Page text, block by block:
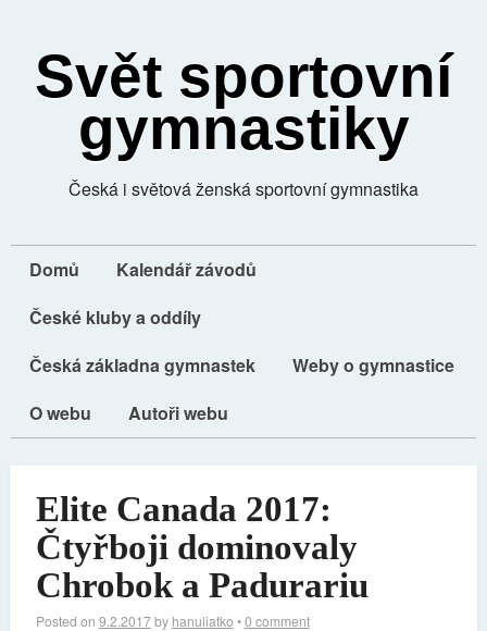
Svět sportovní
gymnastiky
Česká i světová ženská sportovní gymnastika
Domů
Kalendář závodů
České kluby a oddíly
Česká základna gymnastek
Weby o gymnastice
O webu
Autoři webu
Elite Canada 2017:
Čtyřboji dominovaly
Chrobok a Padurariu
Posted on 9.2.2017by hanuliatko •0 comment